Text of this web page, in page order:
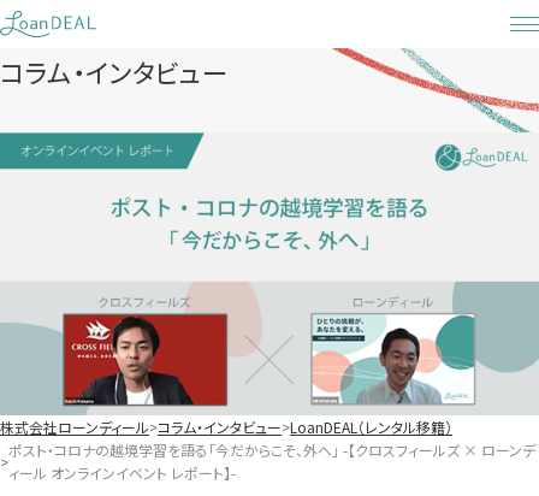
Skip
to
content
コラム・インタビュー
株式会社ローンディール コラム・インタビュー LoanDEAL（レンタル移籍）
ポスト・コロナの越境学習を語る「今だからこそ、外へ」 -【クロスフィールズ × ローンデ
ィール オンラインイベント レポート】-